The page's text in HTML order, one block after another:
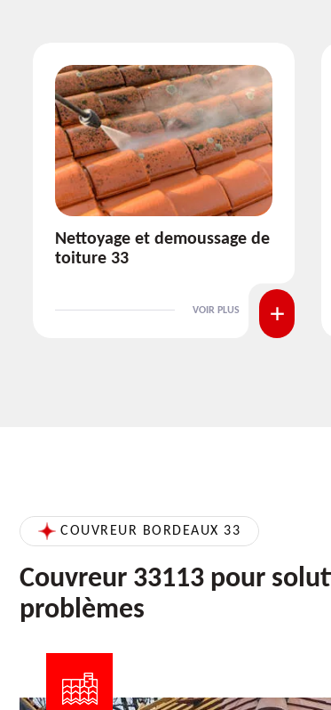
Etanchéité toiture 33
VOIR PLUS
COUVREUR BORDEAUX 33
Couvreur 33113 pour
problèmes